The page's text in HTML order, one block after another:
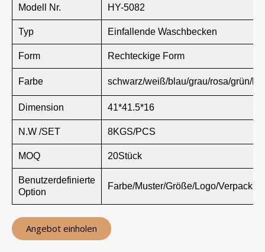
Modell Nr. HY-5082
Typ Einfallende Waschbecken
Form Rechteckige Form
Farbe schwarz/weiß/blau/grau/rosa/grün/
Dimension 41*41.5*16
N.W /SET 8KGS/PCS
MOQ 20Stück
Benutzerdefinierte
Option
Farbe/Muster/Größe/Logo/
Angebot einholen